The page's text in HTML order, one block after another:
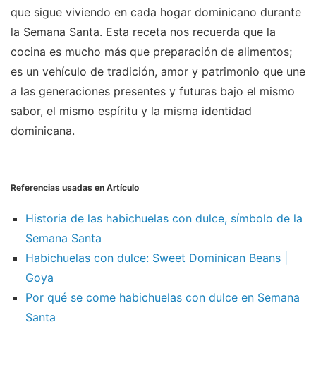
que sigue viviendo en cada hogar dominicano durante
la Semana Santa. Esta receta nos recuerda que la
cocina es mucho más que preparación de alimentos;
es un vehículo de tradición, amor y patrimonio que une
a las generaciones presentes y futuras bajo el mismo
sabor, el mismo espíritu y la misma identidad
dominicana.
Referencias usadas en Artículo
Historia de las habichuelas con dulce, símbolo de la
Semana Santa
Habichuelas con dulce: Sweet Dominican Beans |
Goya
Por qué se come habichuelas con dulce en Semana
Santa